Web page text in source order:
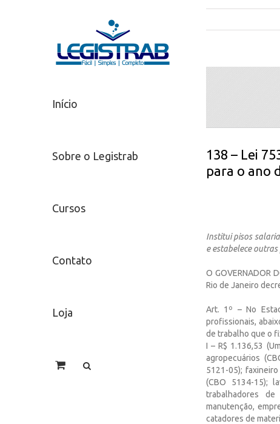
Início
Sobre o Legistrab
Cursos
Contato
Loja
138 – Lei
para o ano
Institui pisos
e estabelece
O GOVERNADOR
Rio de Janeiro
Art. 1º – No
profissionais,
de trabalho que o
I – R$ 1.136,53
agropecuários
5121-05);
(CBO 5134-15);
trabalhadores
manutenção,
catadores de